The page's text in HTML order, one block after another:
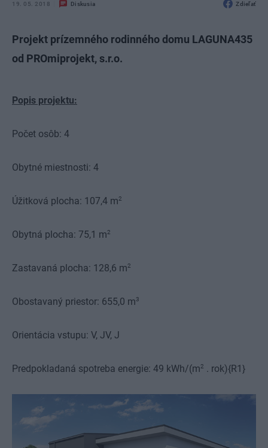
19. 05. 2018 Diskusia Zdieľať
Projekt prízemného rodinného domu LAGUNA435
od PROmiprojekt, s.r.o.
Popis projektu:
Počet osôb: 4
Obytné miestnosti: 4
Úžitková plocha: 107,4 m2
Obytná plocha: 75,1 m2
Zastavaná plocha: 128,6 m2
Obostavaný priestor: 655,0 m3
Orientácia vstupu: V, JV, J
Predpokladaná spotreba energie: 49 kWh/(m2 . rok){R1}